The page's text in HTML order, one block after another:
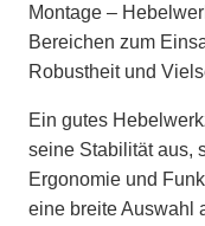
Montage –
Bereichen zum
Robustheit und
Ein gutes
seine Stabilität aus,
Ergonomie und
eine breite Auswahl